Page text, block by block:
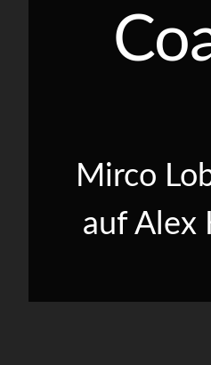
Mirco
auf Alex